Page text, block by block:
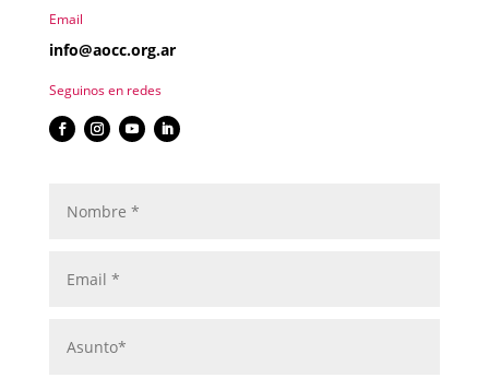
Email
info@aocc.org.ar
Seguinos en redes